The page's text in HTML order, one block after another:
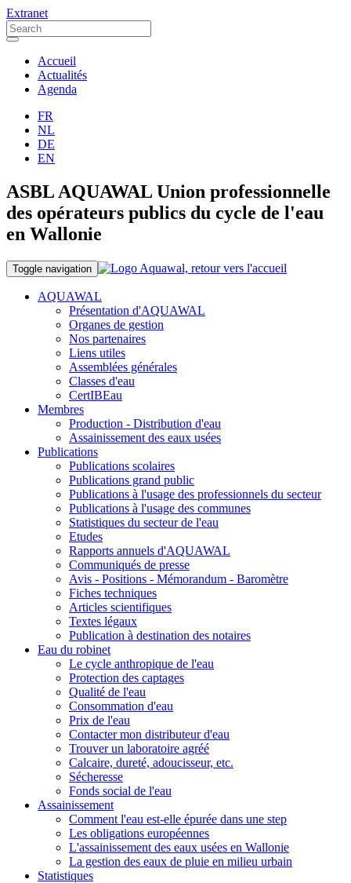
Extranet
Accueil
Actualités
Agenda
FR
NL
DE
EN
ASBL AQUAWAL Union professionnelle
des opérateurs publics du cycle de l'eau
en Wallonie
Toggle navigation
AQUAWAL
Présentation d'AQUAWAL
Organes de gestion
Nos partenaires
Liens utiles
Assemblées générales
Classes d'eau
CertIBEau
Membres
Production - Distribution d'eau
Assainissement des eaux usées
Publications
Publications scolaires
Publications grand public
Publications à l'usage des professionnels du secteur
Publications à l'usage des communes
Statistiques du secteur de l'eau
Etudes
Rapports annuels d'AQUAWAL
Communiqués de presse
Avis - Positions - Mémorandum - Baromètre
Fiches techniques
Articles scientifiques
Textes légaux
Publication à destination des notaires
Eau du robinet
Le cycle anthropique de l'eau
Protection des captages
Qualité de l'eau
Consommation d'eau
Prix de l'eau
Contacter mon distributeur d'eau
Trouver un laboratoire agréé
Calcaire, dureté, adoucisseur, etc.
Sécheresse
Fonds social de l'eau
Assainissement
Comment l'eau est-elle épurée dans une step
Les obligations européennes
L'assainissement des eaux usées en Wallonie
La gestion des eaux de pluie en milieu urbain
Statistiques